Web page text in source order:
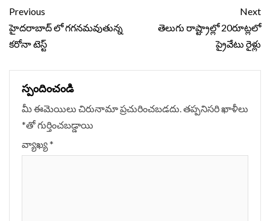
Continue
Reading
Previous
హైదరాబాద్ లో గగనమవుతున్న
కరోనా టెస్ట్
Next
తెలుగు రాష్ట్రాల్లో 20రూట్లలో
ప్రైవేటు రైళ్లు
స్పందించండి
మీ ఈమెయిలు చిరునామా ప్రచురించబడదు. తప్పనిసరి ఖాళీలు
*‌తో గుర్తించబడ్డాయి
వ్యాఖ్య*